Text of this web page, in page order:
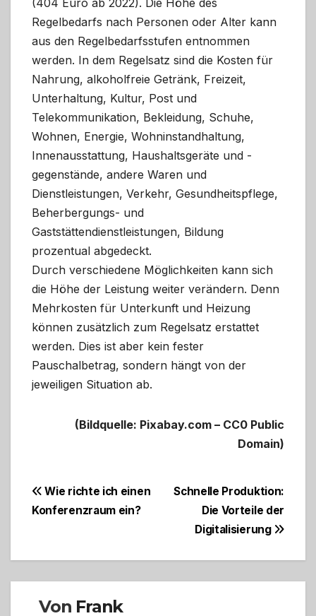
(404 Euro ab 2022). Die Höhe des
Regelbedarfs nach Personen oder Alter kann
aus den Regelbedarfsstufen entnommen
werden. In dem Regelsatz sind die Kosten für
Nahrung, alkoholfreie Getränk, Freizeit,
Unterhaltung, Kultur, Post und
Telekommunikation, Bekleidung, Schuhe,
Wohnen, Energie, Wohninstandhaltung,
Innenausstattung, Haushaltsgeräte und -
gegenstände, andere Waren und
Dienstleistungen, Verkehr, Gesundheitspflege,
Beherbergungs- und
Gaststättendienstleistungen, Bildung
prozentual abgedeckt.
Durch verschiedene Möglichkeiten kann sich
die Höhe der Leistung weiter verändern. Denn
Mehrkosten für Unterkunft und Heizung
können zusätzlich zum Regelsatz erstattet
werden. Dies ist aber kein fester
Pauschalbetrag, sondern hängt von der
jeweiligen Situation ab.
(Bildquelle: Pixabay.com – CC0 Public
Domain)
Beitragsnavigation
Schnelle Produktion:
Die Vorteile der
Digitalisierung
Wie richte ich einen
Konferenzraum ein?
Von Frank